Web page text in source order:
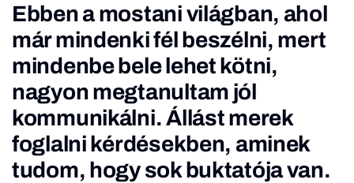
Ebben a mostani világban, ahol
már mindenki fél beszélni, mert
mindenbe bele lehet kötni,
nagyon megtanultam jól
kommunikálni. Állást merek
foglalni kérdésekben, aminek
tudom, hogy sok buktatója van.